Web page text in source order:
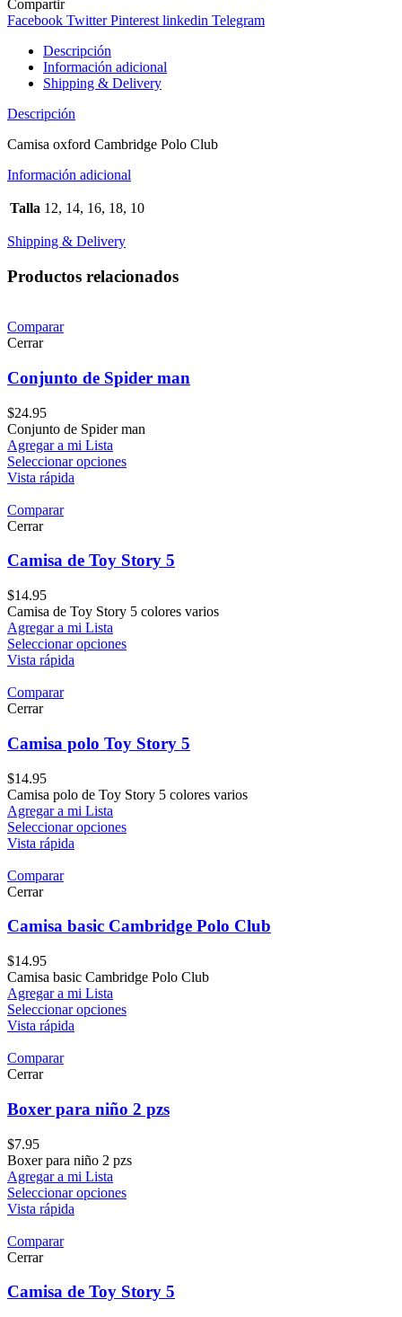
Compartir
Facebook Twitter Pinterest linkedin Telegram
Descripción
Información adicional
Shipping & Delivery
Descripción
Camisa oxford Cambridge Polo Club
Información adicional
Talla 12, 14, 16, 18, 10
Shipping & Delivery
Productos relacionados
Comparar
Cerrar
Conjunto de Spider man
$24.95
Conjunto de Spider man
Agregar a mi Lista
Seleccionar opciones
Vista rápida
Comparar
Cerrar
Camisa de Toy Story 5
$14.95
Camisa de Toy Story 5 colores varios
Agregar a mi Lista
Seleccionar opciones
Vista rápida
Comparar
Cerrar
Camisa polo Toy Story 5
$14.95
Camisa polo de Toy Story 5 colores varios
Agregar a mi Lista
Seleccionar opciones
Vista rápida
Comparar
Cerrar
Camisa basic Cambridge Polo Club
$14.95
Camisa basic Cambridge Polo Club
Agregar a mi Lista
Seleccionar opciones
Vista rápida
Comparar
Cerrar
Boxer para niño 2 pzs
$7.95
Boxer para niño 2 pzs
Agregar a mi Lista
Seleccionar opciones
Vista rápida
Comparar
Cerrar
Camisa de Toy Story 5